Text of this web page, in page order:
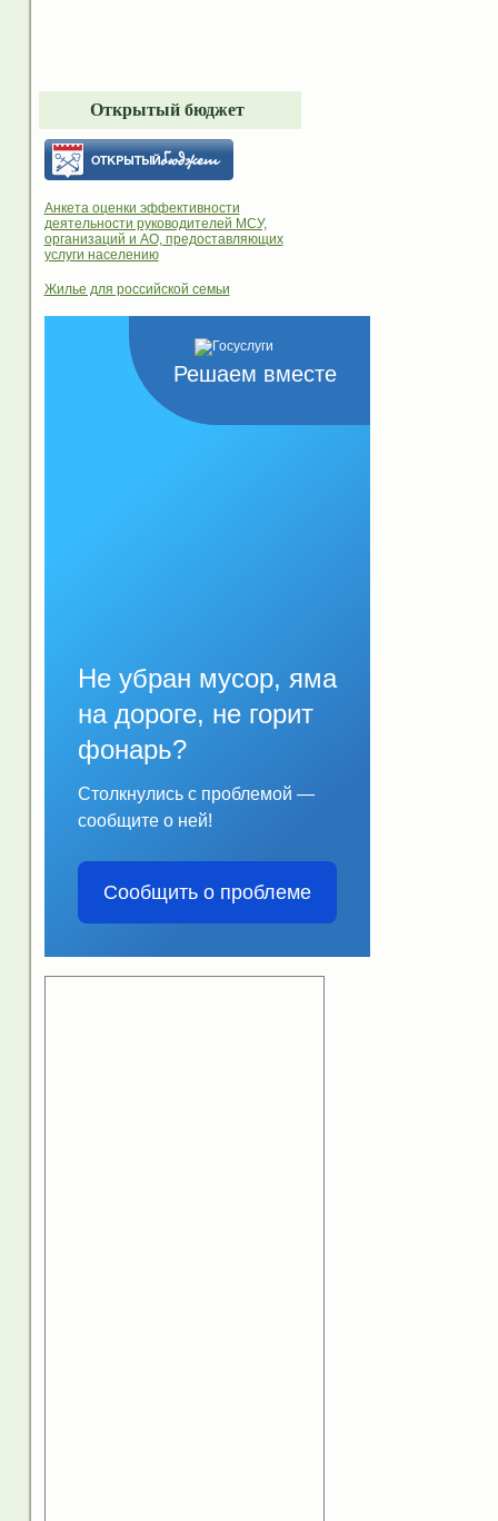
Открытый бюджет
Анкета оценки эффективности
деятельности руководителей МСУ,
организаций и АО, предоставляющих
услуги населению
Жилье для российской семьи
Решаем вместе
Не убран мусор, яма
на дороге, не горит
фонарь?
Столкнулись с проблемой —
сообщите о ней!
Сообщить о проблеме